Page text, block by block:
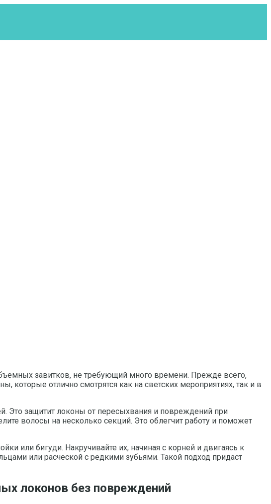
завитков, не требующий много времени. Прежде всего,
отлично смотрятся как на светских мероприятиях, так и в
Это защитит локоны от пересыхвания и повреждений при
волосы на несколько секций. Это облегчит работу и поможет
или бигуди. Накручивайте их, начиная с корней и двигаясь к
или расческой с редкими зубьями. Такой подход придаст
локонов без повреждений